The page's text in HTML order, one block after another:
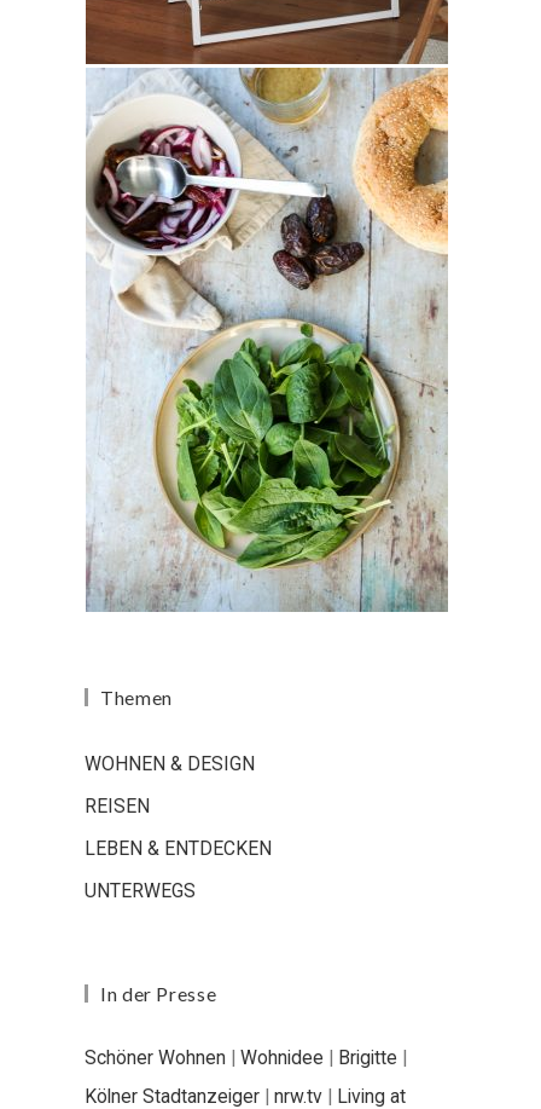
Themen
WOHNEN & DESIGN
REISEN
LEBEN & ENTDECKEN
UNTERWEGS
In der Presse
Schöner Wohnen | Wohnidee | Brigitte |
Kölner Stadtanzeiger | nrw.tv | Living at